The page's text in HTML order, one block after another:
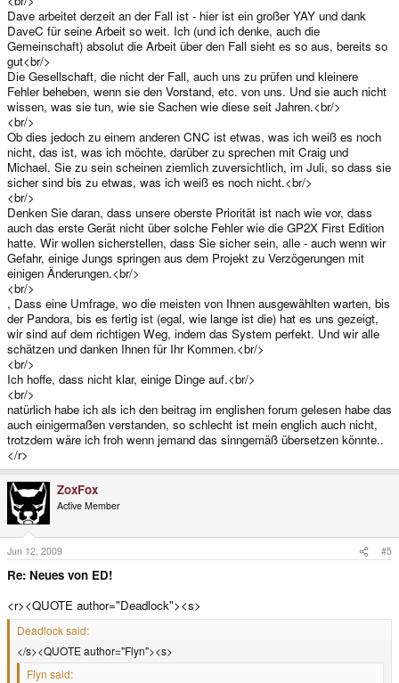
Dave arbeitet derzeit an der Fall ist - hier ist ein großer YAY und dank
DaveC für seine Arbeit so weit. Ich (und ich denke, auch die
Gemeinschaft) absolut die Arbeit über den Fall sieht es so aus, bereits so
gut<br/>
Die Gesellschaft, die nicht der Fall, auch uns zu prüfen und kleinere
Fehler beheben, wenn sie den Vorstand, etc. von uns. Und sie auch nicht
wissen, was sie tun, wie sie Sachen wie diese seit Jahren.<br/>
<br/>
Ob dies jedoch zu einem anderen CNC ist etwas, was ich weiß es noch
nicht, das ist, was ich möchte, darüber zu sprechen mit Craig und
Michael. Sie zu sein scheinen ziemlich zuversichtlich, im Juli, so dass sie
sicher sind bis zu etwas, was ich weiß es noch nicht.<br/>
<br/>
Denken Sie daran, dass unsere oberste Priorität ist nach wie vor, dass
auch das erste Gerät nicht über solche Fehler wie die GP2X First Edition
hatte. Wir wollen sicherstellen, dass Sie sicher sein, alle - auch wenn wir
Gefahr, einige Jungs springen aus dem Projekt zu Verzögerungen mit
einigen Änderungen.<br/>
<br/>
, Dass eine Umfrage, wo die meisten von Ihnen ausgewählten warten, bis
der Pandora, bis es fertig ist (egal, wie lange ist die) hat es uns gezeigt,
wir sind auf dem richtigen Weg, indem das System perfekt. Und wir alle
schätzen und danken Ihnen für Ihr Kommen.<br/>
<br/>
Ich hoffe, dass nicht klar, einige Dinge auf.<br/>
<br/>
natürlich habe ich als ich den beitrag im englishen forum gelesen habe das
auch einigermaßen verstanden, so schlecht ist mein englich auch nicht,
trotzdem wäre ich froh wenn jemand das sinngemäß übersetzen könnte..
</r>
ZoxFox
Active Member
Jun 12, 2009 #5
Re: Neues von ED!
<r><QUOTE author="Deadlock"><s>
Deadlock said:
</s><QUOTE author="Flyn"><s>
Flyn said: